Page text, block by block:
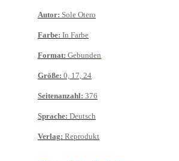
Autor: Sole Otero
Farbe: In Farbe
Format: Gebunden
Größe: 0, 17, 24
Seitenanzahl: 376
Sprache: Deutsch
Verlag: Reprodukt